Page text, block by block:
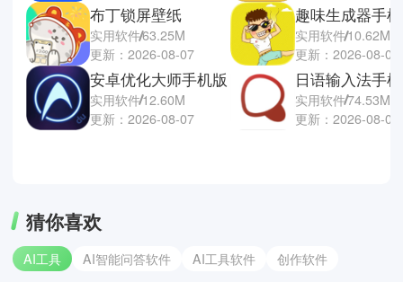
布丁锁屏壁纸
实用软件63.25M
更新：2026-08-07
安卓优化大师手机版
实用软件12.60M
更新：2026-08-07
趣味生成器手
实用软件10.62M
更新：2026-08-07
日语输入法手
实用软件74.53M
更新：2026-08-06
猜你喜欢
AI工具 AI智能问答软件 AI工具软件 创作软件